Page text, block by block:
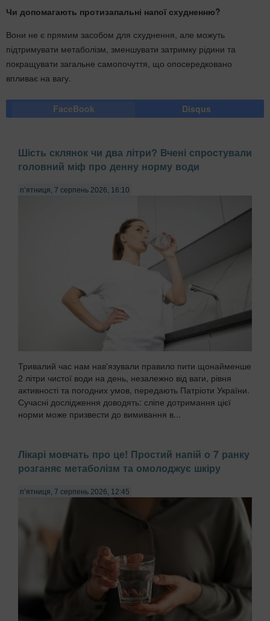
Чи допомагають протизапальні напої схудненню?
Вони не є прямим засобом для схуднення, але можуть
підтримувати метаболізм, зменшувати затримку рідини та
покращувати загальне самопочуття, що опосередковано
впливає на вагу.
FaceBook Disqus
Шість склянок чи два літри? Вчені спростували
головний міф про денну норму води
п’ятниця, 7 серпень 2026, 16:10
Тривалий час нам нав'язували правило пити щонайменше
2 літри чистої води на день, незалежно від ваги, рівня
активності та погодних умов, передають Патріоти України.
Сучасні дослідження доводять: сліпе дотримання цієї
норми може призвести до вимивання в...
Лікарі мовчать про це! Простий напій о 7 ранку
розганяє метаболізм та омолоджує шкіру
п’ятниця, 7 серпень 2026, 12:45